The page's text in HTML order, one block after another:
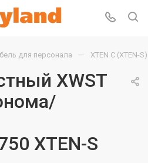
для персонала — XTEN С (XTEN-S)
XWST
XTEN-S